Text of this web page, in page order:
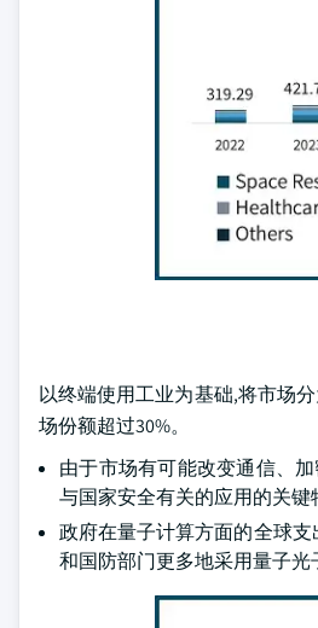
以终端使用工业为基础,将市场
场份额超过30%。
由于市场有可能改变通信、
与国家安全有关的应用的关
政府在量子计算方面的全球
和国防部门更多地采用量子光